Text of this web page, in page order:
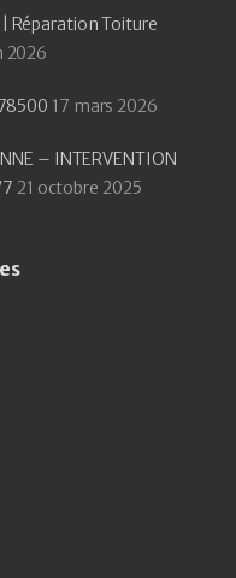
Réparation Toiture
2026
17 mars 2026
– INTERVENTION
21 octobre 2025